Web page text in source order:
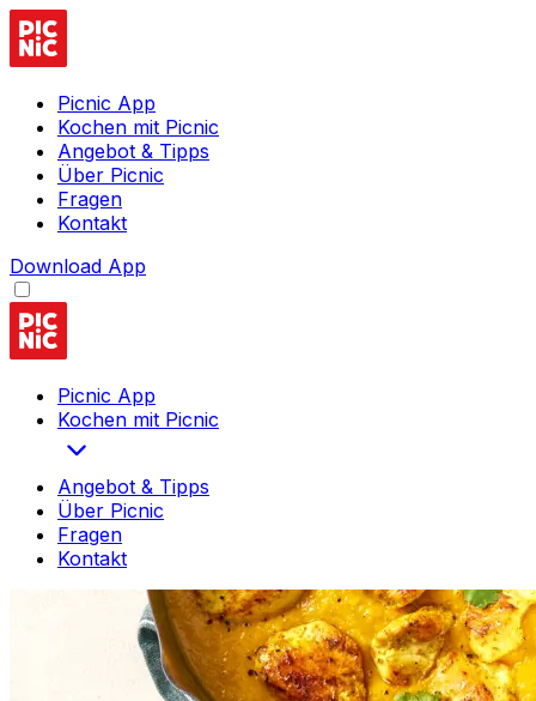
Picnic App
Kochen mit Picnic
Angebot & Tipps
Über Picnic
Fragen
Kontakt
Download App
Picnic App
Kochen mit Picnic
Angebot & Tipps
Über Picnic
Fragen
Kontakt